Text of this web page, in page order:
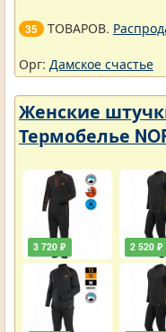
35 ТОВАРОВ.
Орг: Дамское счастье
Женские
Термобелье
3 720 ₽ 2 520 ₽